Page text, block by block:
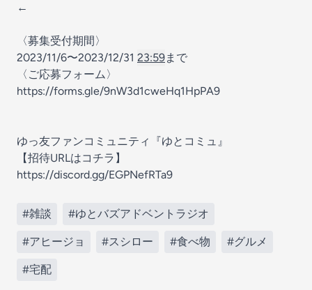
←
〈募集受付期間〉
2023/11/6〜2023/12/31 23:59まで
〈ご応募フォーム〉
https://forms.gle/9nW3d1cweHq1HpPA9
ゆっ友ファンコミュニティ『ゆとコミュ』
【招待URLはコチラ】
https://discord.gg/EGPNefRTa9
#雑談 #ゆとバズアドベントラジオ
#アヒージョ #スシロー #食べ物 #グルメ
#宅配